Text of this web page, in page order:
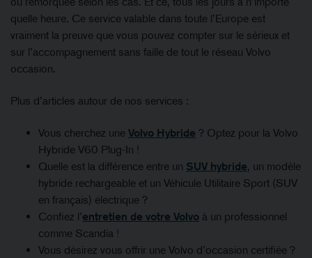
quelle heure. Ce service valable dans toute l’Europe est
vraiment la preuve que vous pouvez compter sur le sérieux et
sur l’accompagnement sans faille de tout le réseau Volvo
occasion.
Plus d’articles autour de nos services :
Vous cherchez une Volvo Hybride ? Optez pour la Volvo
Hybride V60 Plug-In !
Quelle est la différence entre un SUV hybride, un modèle
hybride rechargeable et un Véhicule Utilitaire Sport (SUV
en français) électrique ?
Confiez l’entretien de votre Volvo à un professionnel
comme Scandia !
Vous désirez vous offrir une Volvo d’occasion certifiée ?